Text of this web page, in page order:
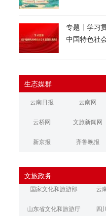
专题丨学习
中国特色社
生态媒群
云南日报 云南网
云桥网 文旅新闻网
新京报 齐鲁晚报
江南都市报
文旅政务
国家文化和旅游部 云
山东省文化和旅游厅 四